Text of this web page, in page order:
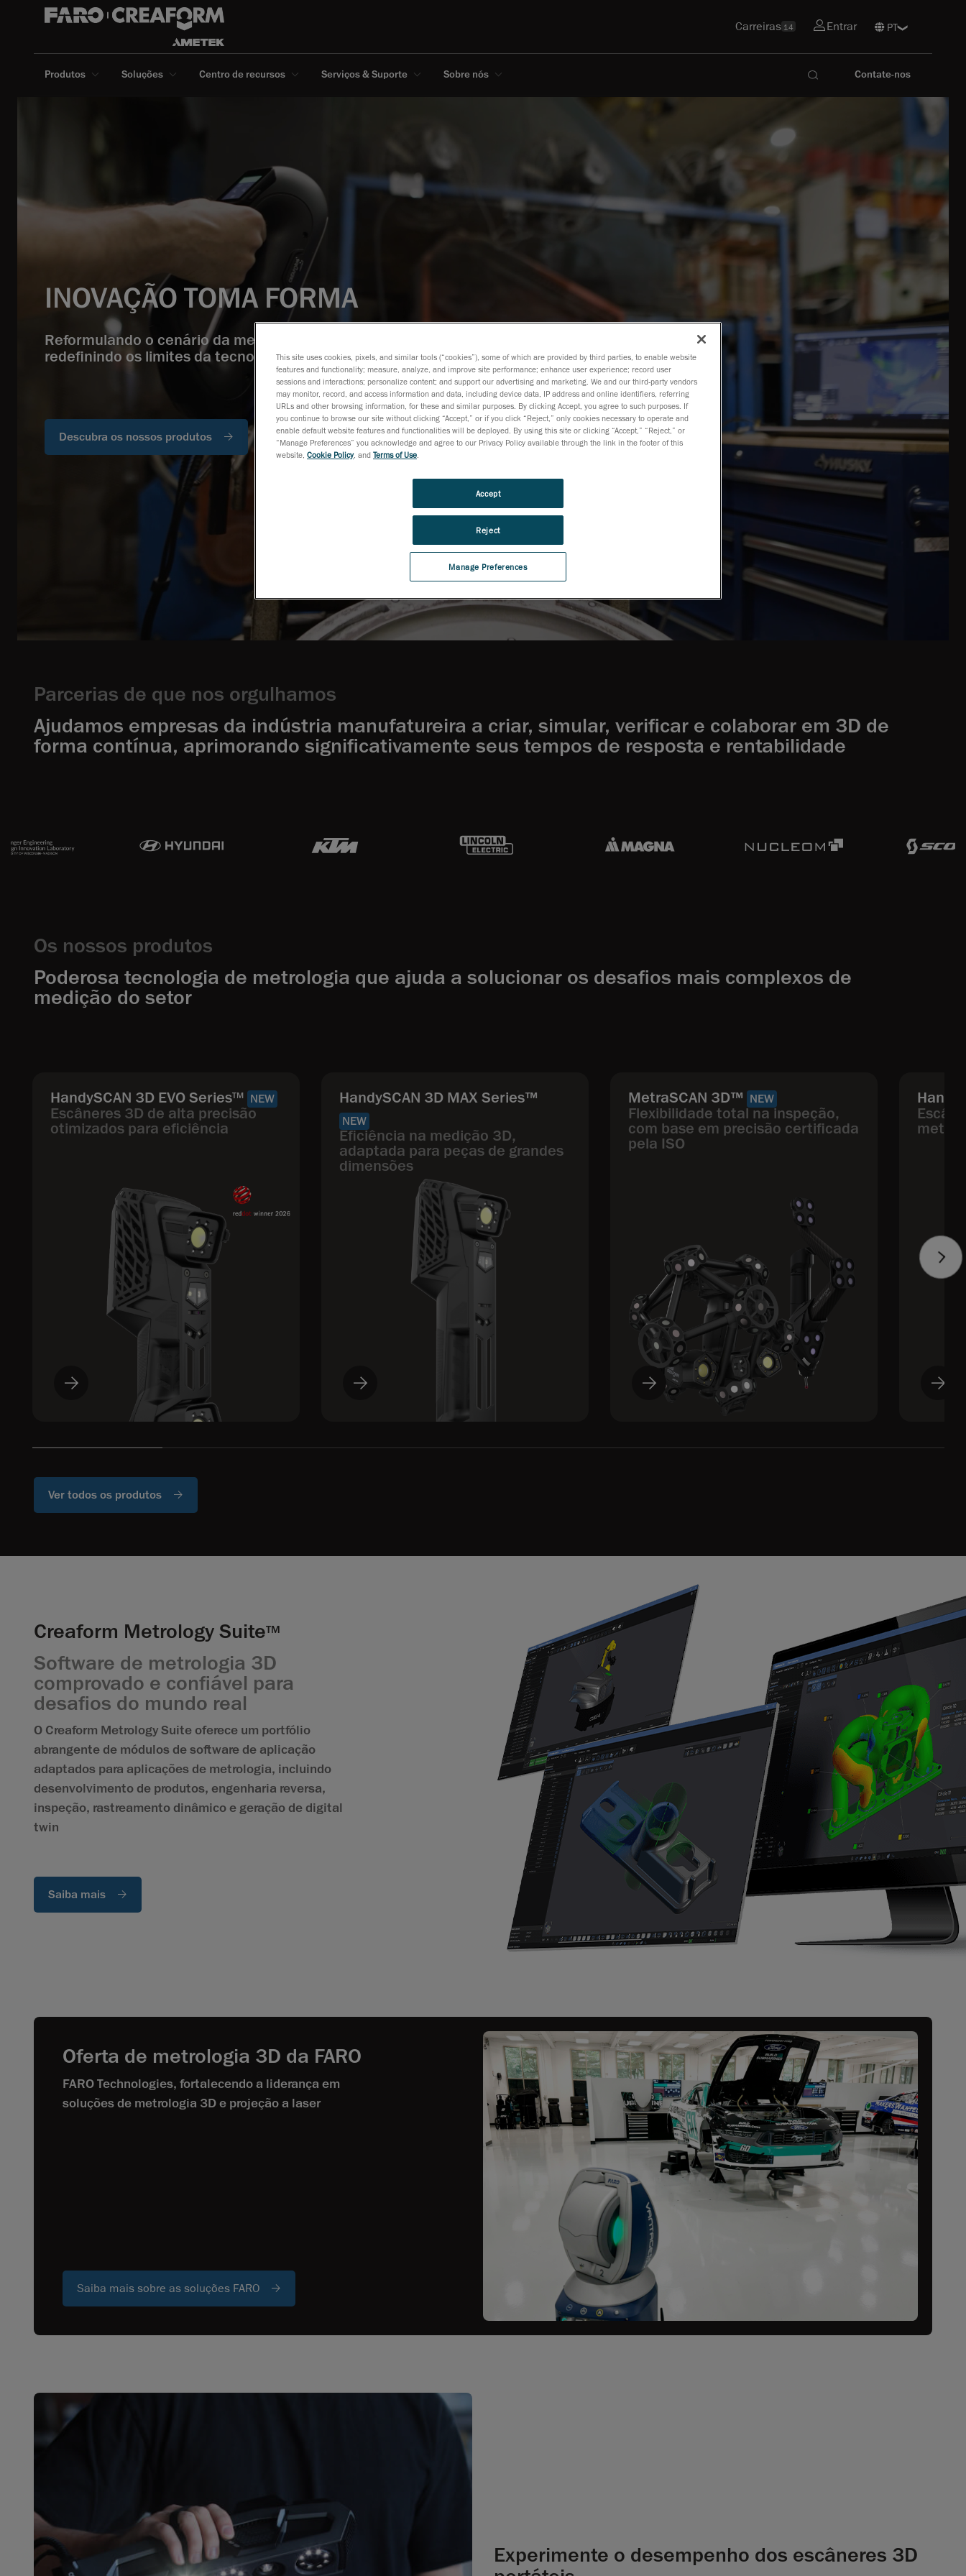
Carreiras 14 Entrar
Produtos Soluções Centro de recursos Serviços & Suporte Sobre nós Contate-nos
INOVAÇÃO TOMA FORMA
Reformulando o cenário da metrologia 3D,
redefinindo os limites da tecnologia.
Descubra os nossos produtos
Parcerias de que nos orgulhamos
Ajudamos empresas da indústria manufatureira a criar, simular, verificar e colaborar em 3D de
forma contínua, aprimorando significativamente seus tempos de resposta e rentabilidade
Os nossos produtos
Poderosa tecnologia de metrologia que ajuda a solucionar os desafios mais complexos de
medição do setor
HandySCAN 3D EVO SeriesTM NEW
Escâneres 3D de alta precisão
otimizados para eficiência
HandySCAN 3D MAX Series™
NEW
Eficiência na medição 3D,
adaptada para peças de grandes
dimensões
MetraSCAN 3D™ NEW
Flexibilidade total na inspeção,
com base em precisão certificada
pela ISO
Ver todos os produtos
Creaform Metrology SuiteTM
Software de metrologia 3D
comprovado e confiável para
desafios do mundo real
O Creaform Metrology Suite oferece um portfólio
abrangente de módulos de software de aplicação
adaptados para aplicações de metrologia, incluindo
desenvolvimento de produtos, engenharia reversa,
inspeção, rastreamento dinâmico e geração de digital
twin
Saiba mais
Oferta de metrologia 3D da FARO
FARO Technologies, fortalecendo a liderança em
soluções de metrologia 3D e projeção a laser
Saiba mais sobre as soluções FARO
Experimente o desempenho dos escâneres 3D
This site uses cookies, pixels, and similar tools (“cookies”), some of which are provided by third parties, to enable website
features and functionality; measure, analyze, and improve site performance; enhance user experience; record user
sessions and interactions; personalize content; and support our advertising and marketing. We and our third-party vendors
may monitor, record, and access information and data, including device data, IP address and online identifiers, referring
URLs and other browsing information, for these and similar purposes. By clicking Accept, you agree to such purposes. If
you continue to browse our site without clicking “Accept,” or if you click “Reject,” only cookies necessary to operate and
enable default website features and functionalities will be deployed. By using this site or clicking “Accept,” “Reject,” or
“Manage Preferences” you acknowledge and agree to our Privacy Policy available through the link in the footer of this
website, Cookie Policy, and Terms of Use
Manage Preferences
Reject
Accept